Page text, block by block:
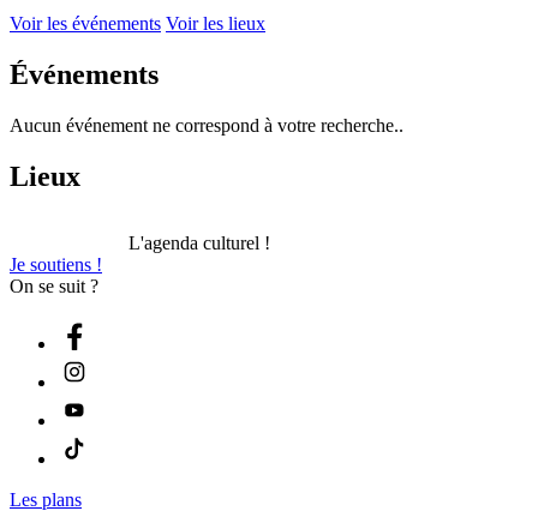
Voir les événements Voir les lieux
Événements
Aucun événement ne correspond à votre recherche..
Lieux
L'agenda culturel !
Je soutiens !
On se suit ?
Les plans